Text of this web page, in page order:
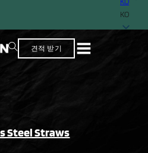
KO
견적 받기
Steel Straws